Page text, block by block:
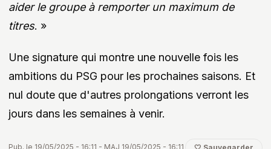
aider le groupe à remporter un maximum de
titres. »
Une signature qui montre une nouvelle fois les
ambitions du PSG pour les prochaines saisons. Et
nul doute que d'autres prolongations verront les
jours dans les semaines à venir.
Pub. le 19/05/2025 - 16:11 - MAJ 19/05/2025 - 16:11